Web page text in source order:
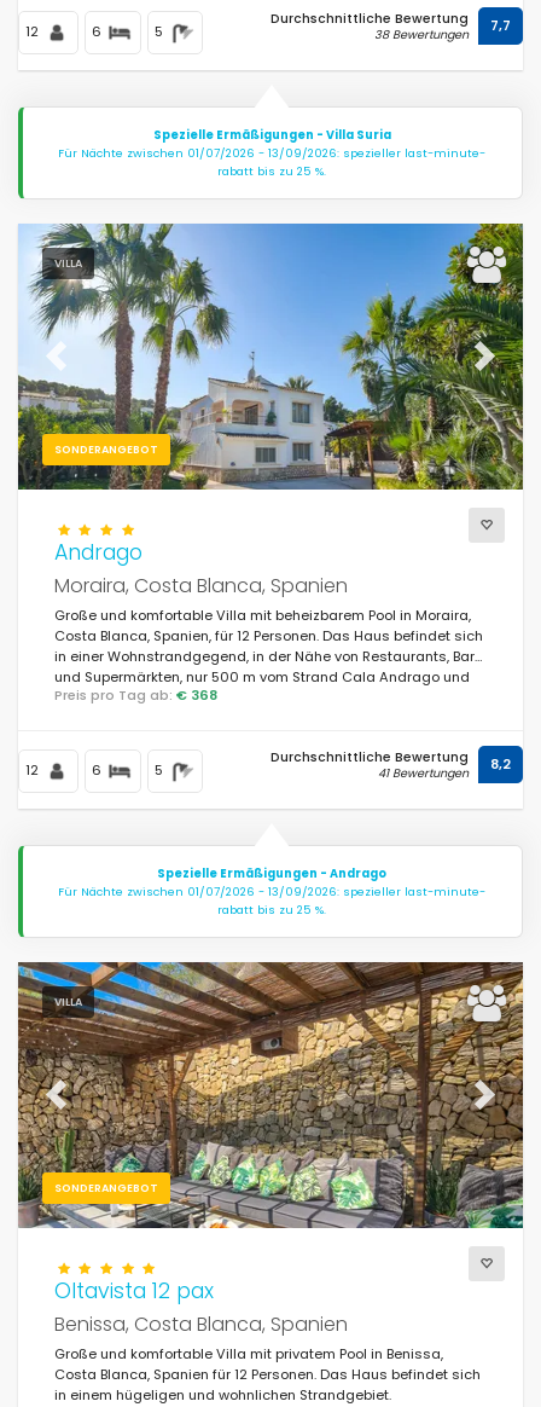
12 6 5
Durchschnittliche Bewertung
38 Bewertungen 7,7
Spezielle Ermäßigungen - Villa Suria
Für Nächte zwischen 01/07/2026 - 13/09/2026: spezieller last-minute-
rabatt bis zu 25 %.
VILLA
SONDERANGEBOT
Previous Next
Andrago
Moraira, Costa Blanca, Spanien
Große und komfortable Villa mit beheizbarem Pool in Moraira,
Costa Blanca, Spanien, für 12 Personen. Das Haus befindet sich
in einer Wohnstrandgegend, in der Nähe von Restaurants, Bars
und Supermärkten, nur 500 m vom Strand Cala Andrago und
0,5 km vom Mittelmeer entfernt.
Preis pro Tag ab: € 368
12 6 5
Durchschnittliche Bewertung
41 Bewertungen 8,2
Spezielle Ermäßigungen - Andrago
Für Nächte zwischen 01/07/2026 - 13/09/2026: spezieller last-minute-
rabatt bis zu 25 %.
VILLA
SONDERANGEBOT
Previous Next
Oltavista 12 pax
Benissa, Costa Blanca, Spanien
Große und komfortable Villa mit privatem Pool in Benissa,
Costa Blanca, Spanien für 12 Personen. Das Haus befindet sich
in einem hügeligen und wohnlichen Strandgebiet.